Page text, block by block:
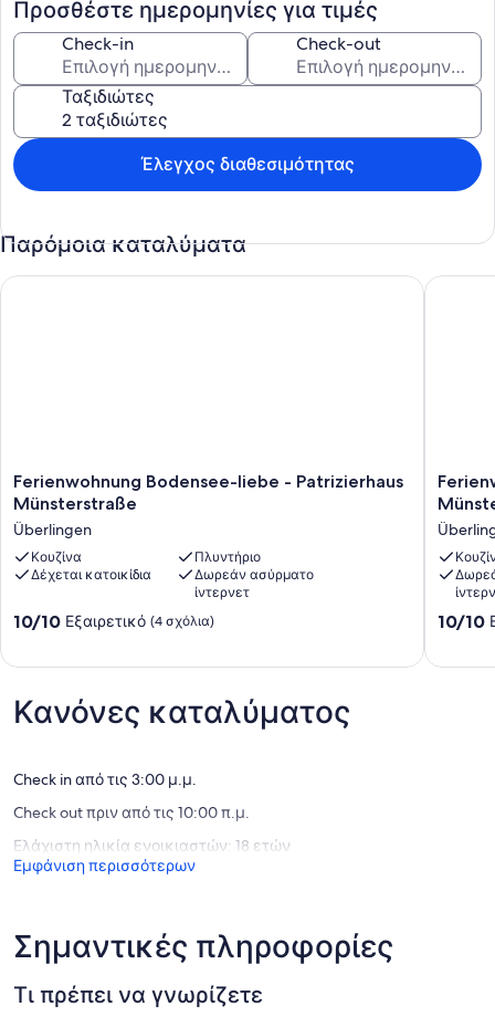
Προσθέστε ημερομηνίες για τιμές
Check-in Check-out
Ταξιδιώτες
Έλεγχος διαθεσιμότητας
Παρόμοια καταλύματα
Ferienwohnung
Bodensee-
liebe
-
Patrizierhaus
Münsterstraße
Ferienwohnung Bodensee-liebe - Patrizierhaus
Münsterstraße
Überlingen
Κουζίνα
Πλυντήριο
Δέχεται κατοικίδια
Δωρεάν ασύρματο
ίντερνετ
10.0
(4
σχόλια)
10/10 Εξαιρετικό (4 σχόλια)
Ferienwohnung Bodensee-liebe - Patrizierhaus
glück
-
10.0
10/10
Κανόνες καταλύματος
Check in από τις 3:00 μ.μ.
Check out πριν από τις 10:00 π.μ.
Ελάχιστη ηλικία ενοικιαστών: 18 ετών
Εμφάνιση περισσότερων
Σημαντικές πληροφορίες
Τι πρέπει να γνωρίζετε